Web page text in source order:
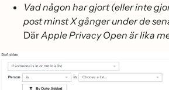
Vad någon har gjort (eller inte
post minst X gånger under de
DärApple Privacy Open är lika